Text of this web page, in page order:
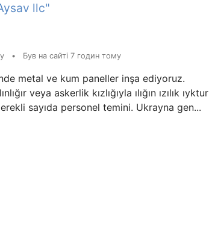
llc"
• Був на сайті 7 годин тому
metal ve kum paneller inşa ediyoruz.
veya askerlik kızlığıyla ılığın ızılık ıyktur
sayıda personel temini. Ukrayna gen...